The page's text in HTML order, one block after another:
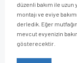
düzenli bakım ile uzun
montajı ve eviye
derledik. Eğer
mevcut evyenizin
gösterecektir.